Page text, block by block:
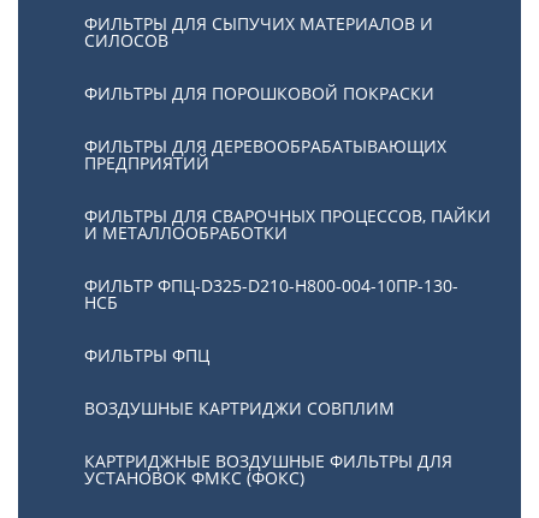
ФИЛЬТРЫ ДЛЯ СЫПУЧИХ МАТЕРИАЛОВ И
СИЛОСОВ
ФИЛЬТРЫ ДЛЯ ПОРОШКОВОЙ ПОКРАСКИ
ФИЛЬТРЫ ДЛЯ ДЕРЕВООБРАБАТЫВАЮЩИХ
ПРЕДПРИЯТИЙ
ФИЛЬТРЫ ДЛЯ СВАРОЧНЫХ ПРОЦЕССОВ, ПАЙКИ
И МЕТАЛЛООБРАБОТКИ
ФИЛЬТР ФПЦ-D325-D210-H800-004-10ПР-130-
НСБ
ФИЛЬТРЫ ФПЦ
ВОЗДУШНЫЕ КАРТРИДЖИ СОВПЛИМ
КАРТРИДЖНЫЕ ВОЗДУШНЫЕ ФИЛЬТРЫ ДЛЯ
УСТАНОВОК ФМКС (ФОКС)